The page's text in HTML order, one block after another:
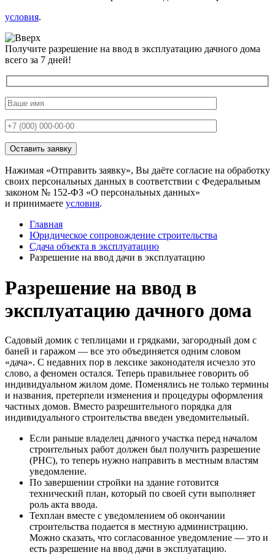
условия.
Получите разрешение на ввод в эксплуатацию дачного дома
всего за 7 дней!
Нажимая «Отправить заявку», Вы даёте согласие на обработку
своих персональных данных в соответствии с Федеральным
законом № 152-ФЗ «О персональных данных»
и принимаете условия.
Главная
Юридическое сопровождение строительства
Сдача объекта в эксплуатацию
Разрешение на ввод дачи в эксплуатацию
Разрешение на ввод в
эксплуатацию дачного дома
Садовый домик с теплицами и грядками, загородный дом с
баней и гаражом — все это объединяется одним словом
«дача». С недавних пор в лексике законодателя исчезло это
слово, а феномен остался. Теперь правильнее говорить об
индивидуальном жилом доме. Поменялись не только термины
и названия, претерпели изменения и процедуры оформления
частных домов. Вместо разрешительного порядка для
индивидуального строительства введен уведомительный.
Если раньше владелец дачного участка перед началом
строительных работ должен был получить разрешение
(РНС), то теперь нужно направить в местным властям
уведомление.
По завершении стройки на здание готовится
технический план, который по своей сути выполняет
роль акта ввода.
Техплан вместе с уведомлением об окончании
строительства подается в местную администрацию.
Можно сказать, что согласованное уведомление — это и
есть разрешение на ввод дачи в эксплуатацию.